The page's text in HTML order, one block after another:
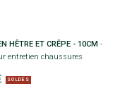
HÊTRE ET CRÊPE - 10CM -
entretien chaussures
SOLDES